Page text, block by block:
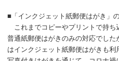
■「インクジェット紙郵便はがき」
これまでコピーやプリントで持ち
普通紙郵便はがきのみの対応でし
はインクジェット紙郵便はがきも利